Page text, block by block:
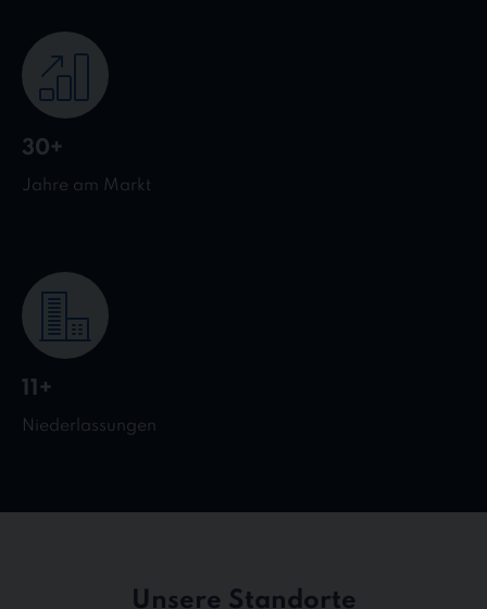
30+
Jahre am Markt
11+
Niederlassungen
Unsere Standorte